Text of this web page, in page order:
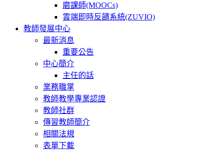
磨課師(MOOCs)
雲端即時反饋系統(ZUVIO)
教師發展中心
最新消息
重要公告
中心簡介
主任的話
業務職掌
教師教學專業認證
教師社群
傳習教師簡介
相關法規
表單下載